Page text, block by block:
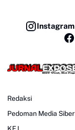
Instagram
Redaksi
Pedoman Media Siber
KEJ